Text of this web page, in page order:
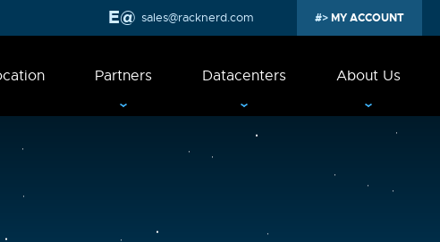
sales@racknerd.com MY ACCOUNT
Partners Datacenters About Us